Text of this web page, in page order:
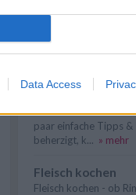
Data Access
Gemüse kochen
Rindfleisch kochen -
paar einfache Tipps &
beherzigt, k... » mehr
Fleisch kochen
Fleisch kochen - ob